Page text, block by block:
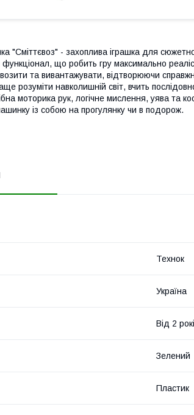
"Сміттєвоз" - захоплива іграшка для
що робить гру максимально
та вивантажувати, відтворюючи
розуміти навколишній світ, вчить
моторика рук, логічне мислення, уява та
із собою на прогулянку чи в подорож.
Технок
Україна
Від 2
Зелений
Пластик